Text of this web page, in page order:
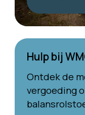
Hulp bij
Ontdek de
vergoeding